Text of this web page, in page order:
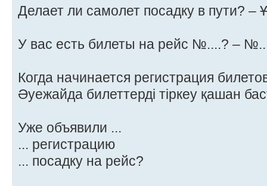
Делает ли самолет посадку в пути? –
У вас есть билеты на рейс №....? –
Когда начинается регистрация
Әуежайда билеттерді тіркеу қашан
Уже объявили ...
... регистрацию
... посадку на рейс?